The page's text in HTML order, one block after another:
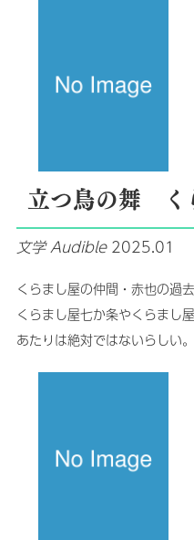
立つ鳥の舞 く
文学 Audible 2025.01
くらまし屋の仲間・赤也の過
くらまし屋七か条やくらまし
あたりは絶対ではないらしい。